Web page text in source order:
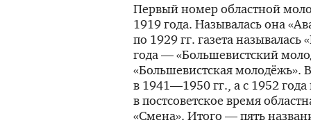
Первый номер областной
1919 года. Называлась она
по 1929 гг. газета
года — «Большевистский
«Большевистская молодёжь».
в 1941—1950 гг. , а с 1952
в постсоветское время
«Смена». Итого — пять